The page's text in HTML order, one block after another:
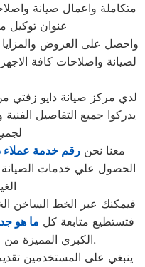
متكاملة واعمال صيانة
عنوان توكيل
واحصل على العروض والمزايا
لصيانة واصلاحات كافة
لدي مركز صيانة دايو زفتي
يدركوا جميع التفاصيل
معنا نحنرقم خدمة عملاء
الحصول علي خدمات الصيانة
فيمكنك عبر الخط الساخن
فتستطيع متابعة كل ما هو
الكبري المميزة من خلال مركز الصيانة المعتمد.
ينبغي على المستخدمين